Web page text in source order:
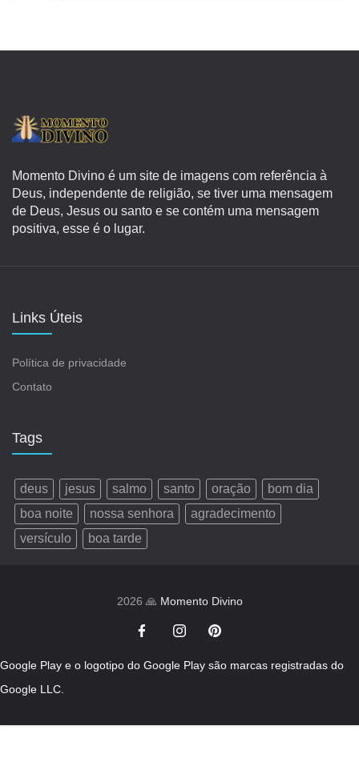
Momento Divino é um site de imagens com referência à
Deus, independente de religião, se tiver uma mensagem
de Deus, Jesus ou santo e se contém uma mensagem
positiva, esse é o lugar.
Links Úteis
Política de privacidade
Contato
Tags
deus jesus salmo santo oração
bom dia
boa noite
nossa senhora
agradecimento
versículo
boa tarde
2026 🙏 Momento Divino
Google Play e o logotipo do Google Play são marcas registradas do
Google LLC.